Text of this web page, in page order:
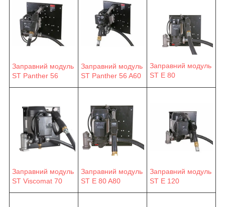
Заправний модуль
ST Panther 56
Заправний модуль
ST Panther 56 A60
Заправний модуль
ST E 80
Заправний модуль
ST Viscomat 70
Заправний модуль
ST E 80 A80
Заправний модуль
ST E 120